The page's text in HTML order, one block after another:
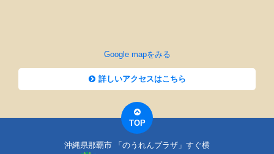
Google mapをみる
詳しいアクセスはこちら
TOP
沖縄県那覇市 「のうれんプラザ」すぐ横